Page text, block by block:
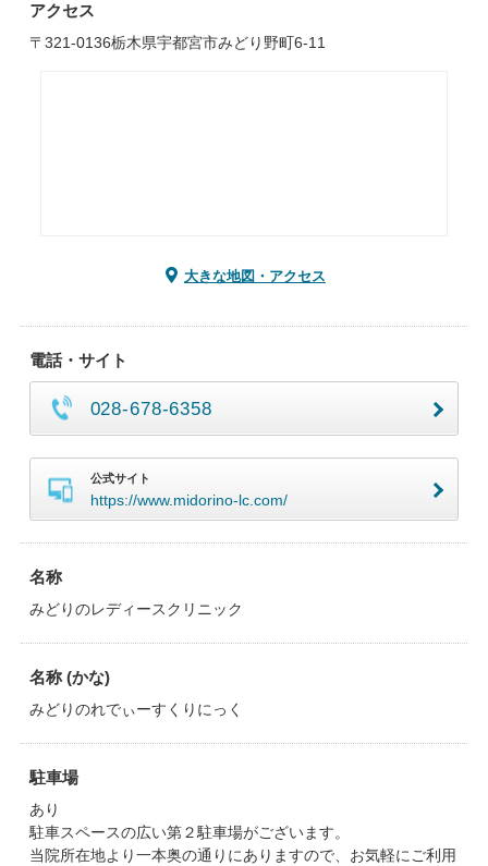
アクセス
〒321-0136栃木県宇都宮市みどり野町6-11
大きな地図・アクセス
電話・サイト
028-678-6358
公式サイト
https://www.midorino-lc.com/
名称
みどりのレディースクリニック
名称 (かな)
みどりのれでぃーすくりにっく
駐車場
あり
駐車スペースの広い第２駐車場がございます。
当院所在地より一本奥の通りにありますので、お気軽にご利用